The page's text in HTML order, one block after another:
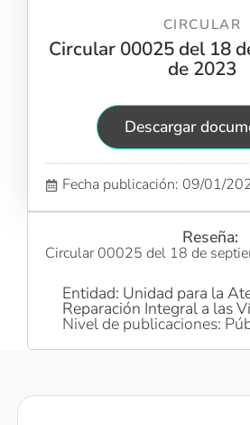
CIRCULAR
Circular 00025 del 18
de 2023
Descargar
Fecha publicación: 09/01/
Reseña:
Circular 00025 del 18 de
Entidad: Unidad para la
Reparación Integral a las
Nivel de publicaciones: